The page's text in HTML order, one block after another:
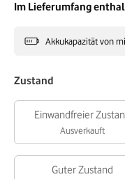
Im Lieferumfang
Akkukapazität von
Zustand
Einwandfreier
Ausverkauft
Guter Zustand